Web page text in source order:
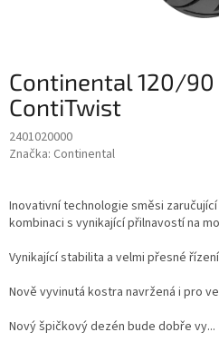
Continental 120/90
ContiTwist
2401020000
Značka: Continental
Inovativní technologie směsi
kombinaci s vynikající přilnavostí na
Vynikající stabilita a velmi přesné
Nově vyvinutá kostra navržená i pro
Nový špičkový dezén bude dobře vy...